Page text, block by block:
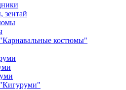
"Карнавальные костюмы"
"Кигуруми"